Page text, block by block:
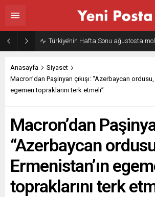
Türkiye’nin Hafta Sonu ağustosta
Anasayfa
Siyaset
Macron’dan Paşinyan çıkışı: “Azerbaycan ordusu,
egemen topraklarını terk etmeli”
Macron’dan
“Azerbaycan
Ermenistan’ın
topraklarını terk